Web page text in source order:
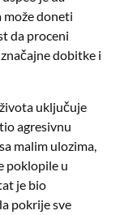
doneti
da proceni
dobitke i
uključuje
agresivnu
malim ulozima,
poklopile u
je bio
pokrije sve